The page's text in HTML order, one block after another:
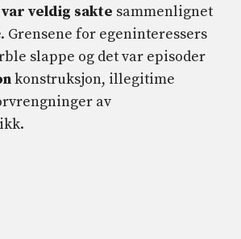
veldig sakte sammenlignet
Grensene for egeninteressers
slappe og det var episoder
konstruksjon, illegitime
av